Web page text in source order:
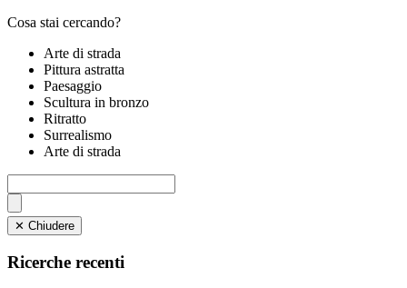
Cosa stai cercando?
Arte di strada
Pittura astratta
Paesaggio
Scultura in bronzo
Ritratto
Surrealismo
Arte di strada
✕ Chiudere
Ricerche recenti